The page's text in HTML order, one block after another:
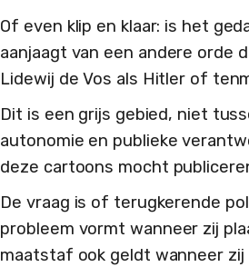
Of even klip en klaar: is het
aanjaagt van een andere orde
Lidewij de Vos als Hitler of
Dit is een grijs gebied, niet
autonomie en publieke
deze cartoons mocht
De vraag is of terugkerende
probleem vormt wanneer zij
maatstaf ook geldt wanneer